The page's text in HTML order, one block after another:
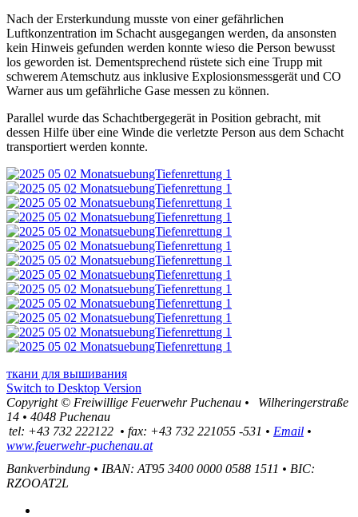
Nach der Ersterkundung musste von einer gefährlichen
Luftkonzentration im Schacht ausgegangen werden, da ansonsten
kein Hinweis gefunden werden konnte wieso die Person bewusst
los geworden ist. Dementsprechend rüstete sich eine Trupp mit
schwerem Atemschutz aus inklusive Explosionsmessgerät und CO
Warner aus um gefährliche Gase messen zu können.
Parallel wurde das Schachtbergegerät in Position gebracht, mit
dessen Hilfe über eine Winde die verletzte Person aus dem Schacht
transportiert werden konnte.
ткани для вышивания
Switch to Desktop Version
Copyright © Freiwillige Feuerwehr Puchenau •
Wilheringerstraße
14 • 4048 Puchenau
tel: +43 732 222122 • fax: +43 732 221055 -531 • Email •
www.feuerwehr-puchenau.at
Bankverbindung • IBAN: AT95 3400 0000 0588 1511 • BIC:
RZOOAT2L